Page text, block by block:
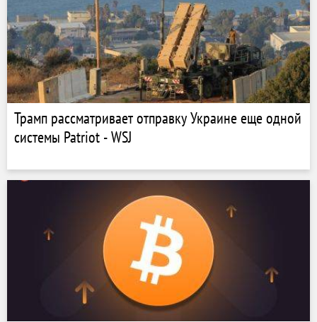
Трамп рассматривает отправку Украине еще одной
системы Patriot - WSJ